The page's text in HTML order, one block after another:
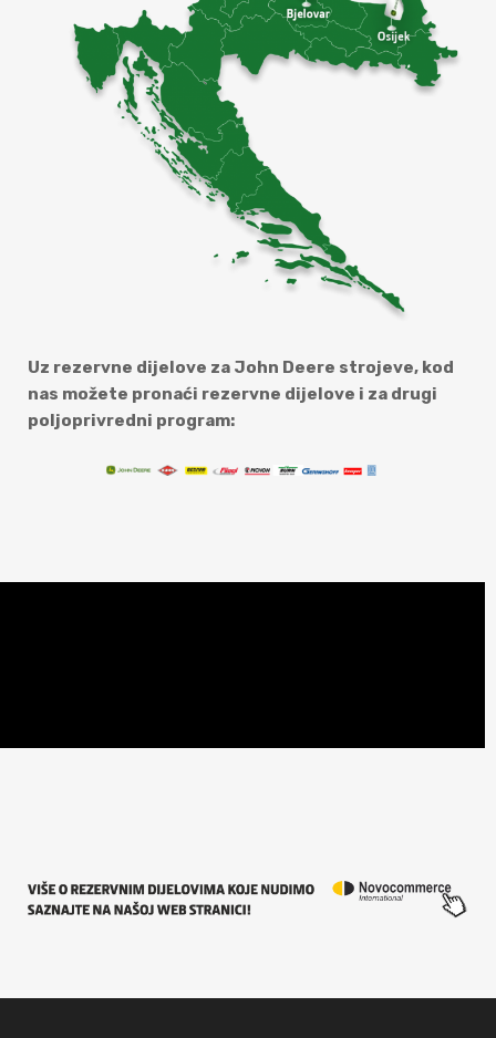
Uz rezervne dijelove za John Deere strojeve, kod
nas možete pronaći rezervne dijelove i za drugi
poljoprivredni program: